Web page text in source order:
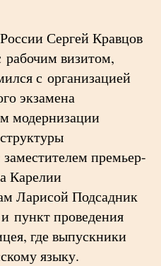
Сергей Кравцов
рабочим визитом,
с организацией
экзамена
модернизации
премьер-
Карелии
Ларисой Подсадник
пункт проведения
где выпускники
языку.